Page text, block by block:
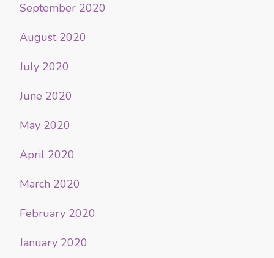
September 2020
August 2020
July 2020
June 2020
May 2020
April 2020
March 2020
February 2020
January 2020